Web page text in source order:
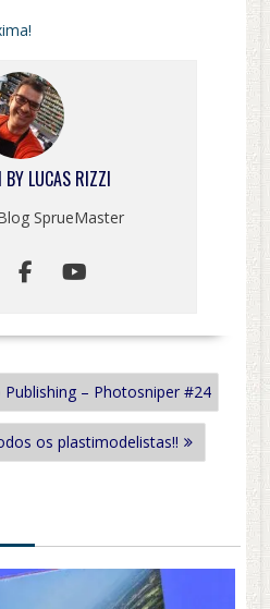
BY LUCAS RIZZI
SprueMaster
– Photosniper #24
os plastimodelistas!!